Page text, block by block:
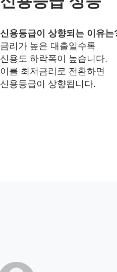
신용등급이 상향되는 이유는
금리가 높은 대출일수록
신용도 하락폭이 높습니다.
이를 최저금리로 전환하면
신용등급이 상향됩니다.